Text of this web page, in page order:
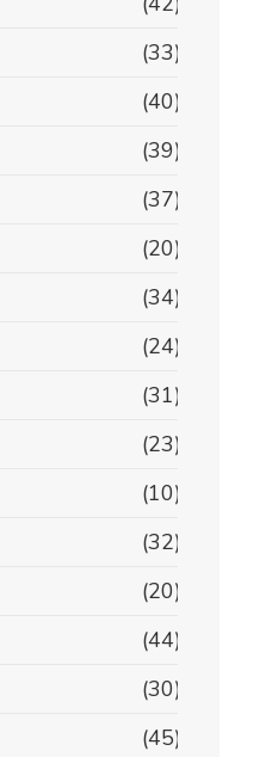
(33)
(40)
(39)
(37)
(20)
(34)
(24)
(31)
(23)
(10)
(32)
(20)
(44)
(30)
(45)